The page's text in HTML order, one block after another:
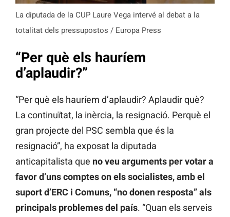
La diputada de la CUP Laure Vega intervé al debat a la
totalitat dels pressupostos / Europa Press
“Per què els hauríem
d’aplaudir?”
“Per què els hauríem d’aplaudir? Aplaudir què?
La continuïtat, la inèrcia, la resignació. Perquè el
gran projecte del PSC sembla que és la
resignació”, ha exposat la diputada
anticapitalista que no veu arguments per votar a
favor d’uns comptes on els socialistes, amb el
suport d’ERC i Comuns, “no donen resposta” als
principals problemes del país. “Quan els serveis